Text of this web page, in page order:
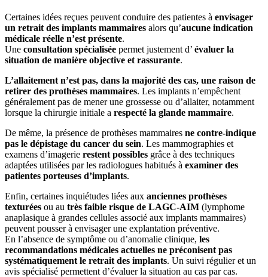
Certaines idées reçues peuvent conduire des patientes à envisager
un retrait des implants mammaires alors qu’aucune indication
médicale réelle n’est présente.
Une consultation spécialisée permet justement d’ évaluer la
situation de manière objective et rassurante.
L’allaitement n’est pas, dans la majorité des cas, une raison de
retirer des prothèses mammaires. Les implants n’empêchent
généralement pas de mener une grossesse ou d’allaiter, notamment
lorsque la chirurgie initiale a respecté la glande mammaire.
De même, la présence de prothèses mammaires ne contre-indique
pas le dépistage du cancer du sein. Les mammographies et
examens d’imagerie restent possibles grâce à des techniques
adaptées utilisées par les radiologues habitués à examiner des
patientes porteuses d’implants.
Enfin, certaines inquiétudes liées aux anciennes prothèses
texturées ou au très faible risque de LAGC-AIM (lymphome
anaplasique à grandes cellules associé aux implants mammaires)
peuvent pousser à envisager une explantation préventive.
En l’absence de symptôme ou d’anomalie clinique, les
recommandations médicales actuelles ne préconisent pas
systématiquement le retrait des implants. Un suivi régulier et un
avis spécialisé permettent d’évaluer la situation au cas par cas.